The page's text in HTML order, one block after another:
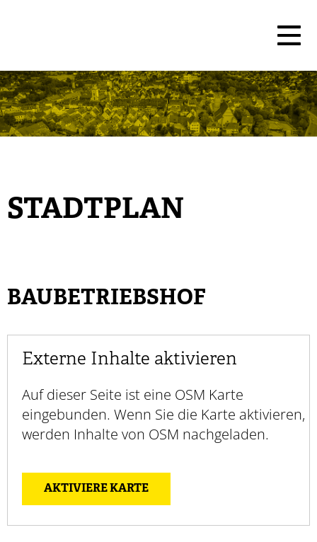
STADTPLAN
BAUBETRIEBSHOF
Externe Inhalte aktivieren
Auf dieser Seite ist eine OSM Karte
eingebunden. Wenn Sie die Karte aktivieren,
werden Inhalte von OSM nachgeladen.
AKTIVIERE KARTE